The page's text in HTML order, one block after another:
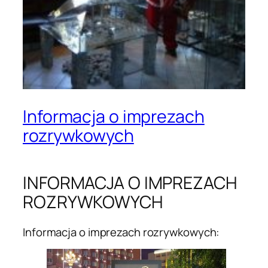
Informacja o imprezach
rozrywkowych
INFORMACJA O IMPREZACH
ROZRYWKOWYCH
Informacja o imprezach rozrywkowych: